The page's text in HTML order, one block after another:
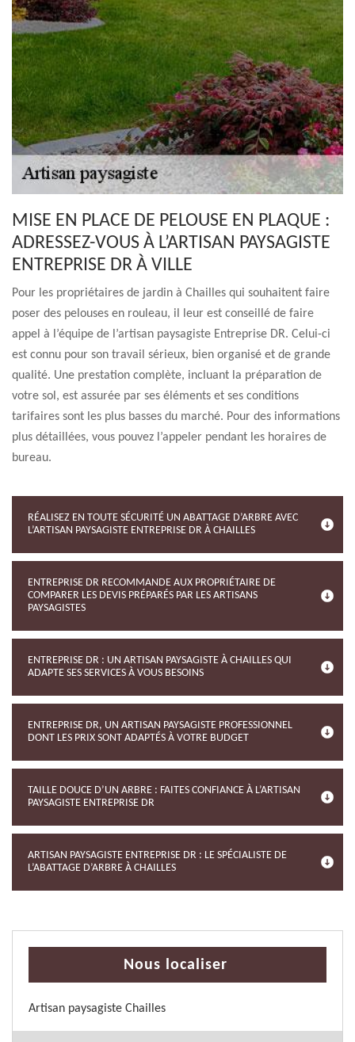
MISE EN PLACE DE PELOUSE EN PLAQUE :
ADRESSEZ-VOUS À L’ARTISAN PAYSAGISTE
ENTREPRISE DR À VILLE
Pour les propriétaires de jardin à Chailles qui souhaitent faire
poser des pelouses en rouleau, il leur est conseillé de faire
appel à l’équipe de l’artisan paysagiste Entreprise DR. Celui-ci
est connu pour son travail sérieux, bien organisé et de grande
qualité. Une prestation complète, incluant la préparation de
votre sol, est assurée par ses éléments et ses conditions
tarifaires sont les plus basses du marché. Pour des informations
plus détaillées, vous pouvez l’appeler pendant les horaires de
bureau.
RÉALISEZ EN TOUTE SÉCURITÉ UN ABATTAGE D’ARBRE AVEC
L’ARTISAN PAYSAGISTE ENTREPRISE DR À CHAILLES
ENTREPRISE DR RECOMMANDE AUX PROPRIÉTAIRE DE
COMPARER LES DEVIS PRÉPARÉS PAR LES ARTISANS
PAYSAGISTES
ENTREPRISE DR : UN ARTISAN PAYSAGISTE À CHAILLES QUI
ADAPTE SES SERVICES À VOUS BESOINS
ENTREPRISE DR, UN ARTISAN PAYSAGISTE PROFESSIONNEL
DONT LES PRIX SONT ADAPTÉS À VOTRE BUDGET
TAILLE DOUCE D’UN ARBRE : FAITES CONFIANCE À L’ARTISAN
PAYSAGISTE ENTREPRISE DR
ARTISAN PAYSAGISTE ENTREPRISE DR : LE SPÉCIALISTE DE
L’ABATTAGE D’ARBRE À CHAILLES
Nous localiser
Artisan paysagiste Chailles